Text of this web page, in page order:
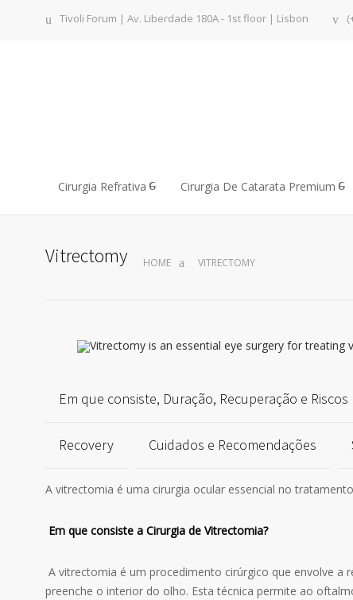
Tivoli Forum | Av. Liberdade 180A - 1st floor | Lisbon
Cirurgia Refrativa Cirurgia De Catarata Premium
Vitrectomy HOME VITRECTOMY
Em que consiste, Duração, Recuperação e Riscos
Recovery Cuidados e Recomendações
A vitrectomia é uma cirurgia ocular essencial no
Em que consiste a Cirurgia de Vitrectomia?
A vitrectomia é um procedimento cirúrgico que envolve
preenche o interior do olho. Esta técnica permite ao